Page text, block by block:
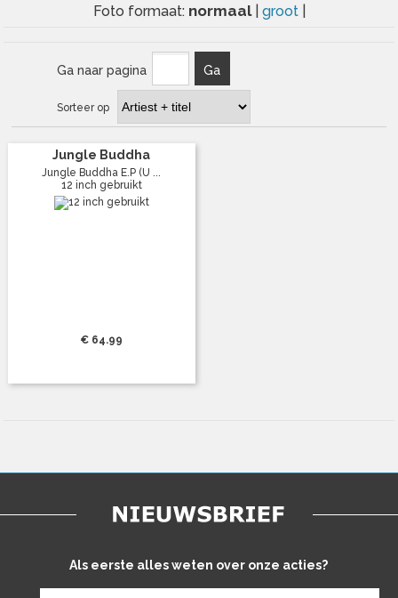
Foto formaat: normaal groot
Ga naar pagina Ga
Sorteer op
Jungle Buddha
Jungle Buddha E.P (U ...
12 inch gebruikt
€ 64.99
Als eerste alles weten over onze acties?